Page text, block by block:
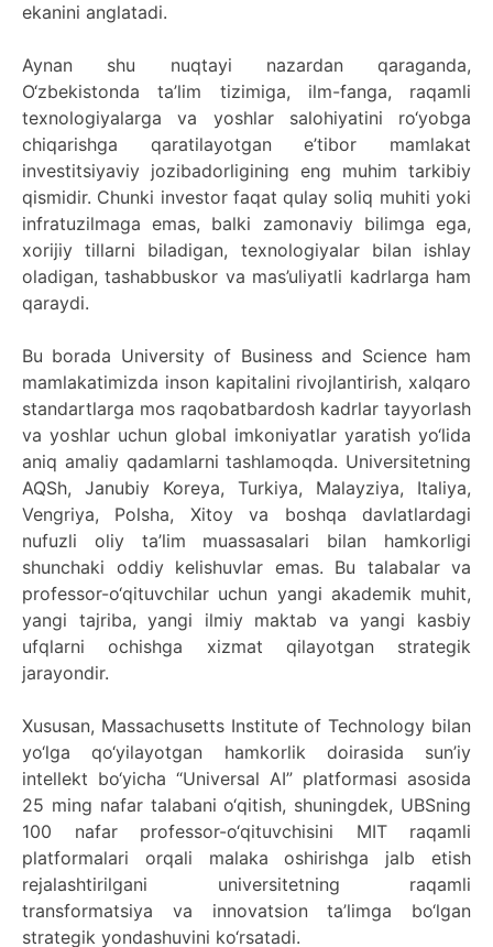
ekanini anglatadi.
Aynan shu nuqtayi nazardan qaraganda,
O‘zbekistonda ta’lim tizimiga, ilm-fanga, raqamli
texnologiyalarga va yoshlar salohiyatini ro‘yobga
chiqarishga qaratilayotgan e’tibor mamlakat
investitsiyaviy jozibadorligining eng muhim tarkibiy
qismidir. Chunki investor faqat qulay soliq muhiti yoki
infratuzilmaga emas, balki zamonaviy bilimga ega,
xorijiy tillarni biladigan, texnologiyalar bilan ishlay
oladigan, tashabbuskor va mas’uliyatli kadrlarga ham
qaraydi.
Bu borada University of Business and Science ham
mamlakatimizda inson kapitalini rivojlantirish, xalqaro
standartlarga mos raqobatbardosh kadrlar tayyorlash
va yoshlar uchun global imkoniyatlar yaratish yo‘lida
aniq amaliy qadamlarni tashlamoqda. Universitetning
AQSh, Janubiy Koreya, Turkiya, Malayziya, Italiya,
Vengriya, Polsha, Xitoy va boshqa davlatlardagi
nufuzli oliy ta’lim muassasalari bilan hamkorligi
shunchaki oddiy kelishuvlar emas. Bu talabalar va
professor-o‘qituvchilar uchun yangi akademik muhit,
yangi tajriba, yangi ilmiy maktab va yangi kasbiy
ufqlarni ochishga xizmat qilayotgan strategik
jarayondir.
Xususan, Massachusetts Institute of Technology bilan
yo‘lga qo‘yilayotgan hamkorlik doirasida sun’iy
intellekt bo‘yicha “Universal AI” platformasi asosida
25 ming nafar talabani o‘qitish, shuningdek, UBSning
100 nafar professor-o‘qituvchisini MIT raqamli
platformalari orqali malaka oshirishga jalb etish
rejalashtirilgani universitetning raqamli
transformatsiya va innovatsion ta’limga bo‘lgan
strategik yondashuvini ko‘rsatadi.